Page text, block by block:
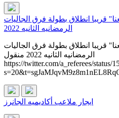
قريبا انطلاق بطولة فرق الجاليات
الرمضانيه الثانيه 2022
قريبا انطلاق بطولة فرق الجاليات
الرمضانيه الثانيه 2022 منقول
https://twitter.com/a_referees/status/
ايجار ملاعب أكاديميه الجانرز